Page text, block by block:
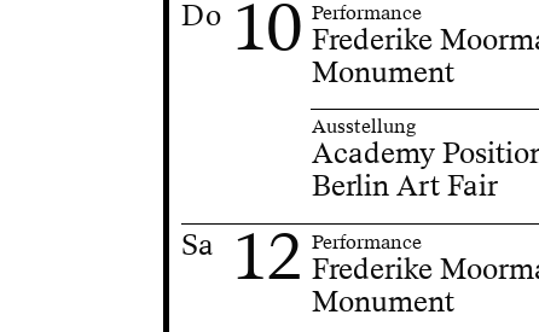
Do 10 Performance
Frederike
Monument
Ausstellung
Academy
Berlin Art Fair
Sa 12 Performance
Frederike
Monument